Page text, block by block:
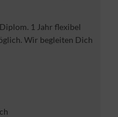
1 Jahr flexibel
Wir begleiten Dich